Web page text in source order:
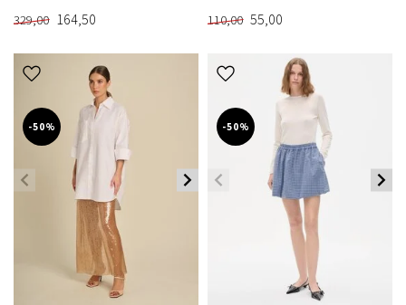
329,00 164,50 110,00 55,00
-50% -50%